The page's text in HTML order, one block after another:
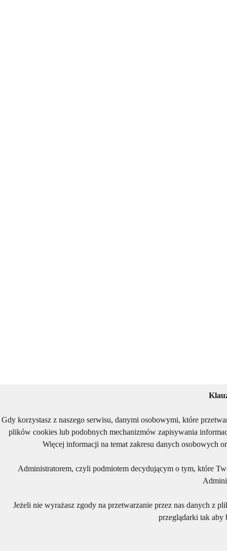
Gdy korzystasz z naszego serwisu, danymi osobowymi, które
plików cookies lub podobnych mechanizmów zapisywania
Więcej informacji na temat zakresu danych osobowych
Administratorem, czyli podmiotem decydującym o tym, które
Jeżeli nie wyrażasz zgody na przetwarzanie przez nas danych z
przeglądarki tak aby